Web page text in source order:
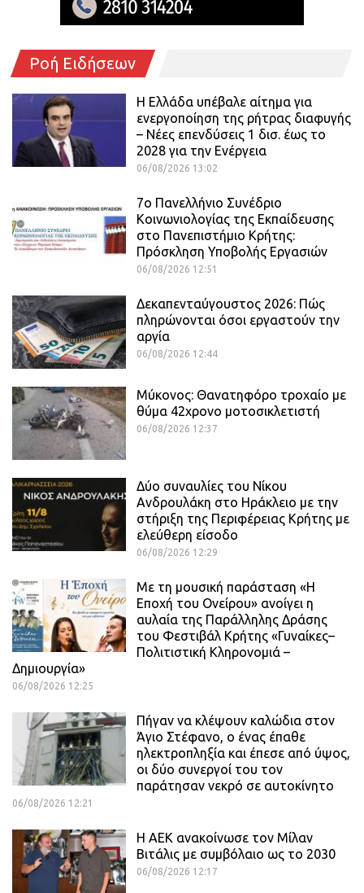
Ροή Ειδήσεων
Η Ελλάδα υπέβαλε αίτημα για
ενεργοποίηση της ρήτρας διαφυγής
– Νέες επενδύσεις 1 δισ. έως το
2028 για την Ενέργεια
06/08/2026 13:02
7ο Πανελλήνιο Συνέδριο
Κοινωνιολογίας της Εκπαίδευσης
στο Πανεπιστήμιο Κρήτης:
Πρόσκληση Υποβολής Εργασιών
06/08/2026 12:51
Δεκαπενταύγουστος 2026: Πώς
πληρώνονται όσοι εργαστούν την
αργία
06/08/2026 12:44
Μύκονος: Θανατηφόρο τροχαίο με
θύμα 42χρονο μοτοσικλετιστή
06/08/2026 12:37
Δύο συναυλίες του Νίκου
Ανδρουλάκη στο Ηράκλειο με την
στήριξη της Περιφέρειας Κρήτης με
ελεύθερη είσοδο
06/08/2026 12:29
Με τη μουσική παράσταση «Η
Εποχή του Ονείρου» ανοίγει η
αυλαία της Παράλληλης Δράσης
του Φεστιβάλ Κρήτης «Γυναίκες–
Πολιτιστική Κληρονομιά –
Δημιουργία»
06/08/2026 12:25
Πήγαν να κλέψουν καλώδια στον
Άγιο Στέφανο, ο ένας έπαθε
ηλεκτροπληξία και έπεσε από ύψος,
οι δύο συνεργοί του τον
παράτησαν νεκρό σε αυτοκίνητο
06/08/2026 12:21
H ΑΕΚ ανακοίνωσε τον Μίλαν
Βιτάλις με συμβόλαιο ως το 2030
06/08/2026 12:17